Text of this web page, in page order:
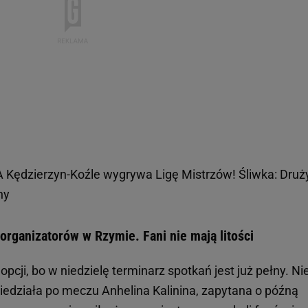
Kędzierzyn-Koźle wygrywa Ligę Mistrzów! Śliwka:
w Rzymie. Fani nie mają litości
bo w niedzielę terminarz spotkań jest już pełny.
po meczu Anhelina Kalinina, zapytana o późną